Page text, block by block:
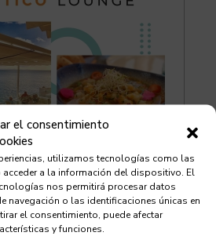
el consentimiento
utilizamos tecnologías como las
acceder a la información del dispositivo. El
nos permitirá procesar datos
navegación o las identificaciones únicas en
el consentimiento, puede afectar
y funciones.